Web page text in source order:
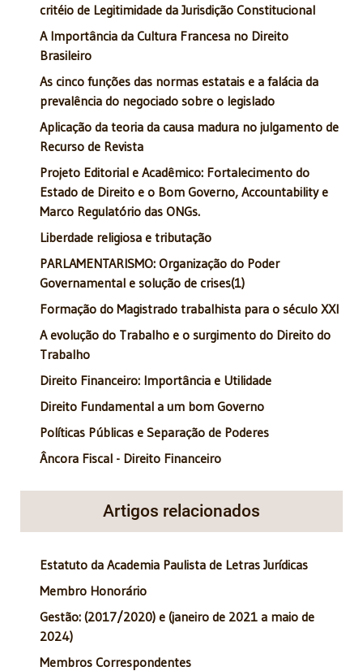
critéio de Legitimidade da Jurisdição Constitucional
A Importância da Cultura Francesa no Direito
Brasileiro
As cinco funções das normas estatais e a falácia da
prevalência do negociado sobre o legislado
Aplicação da teoria da causa madura no julgamento de
Recurso de Revista
Projeto Editorial e Acadêmico: Fortalecimento do
Estado de Direito e o Bom Governo, Accountability e
Marco Regulatório das ONGs.
Liberdade religiosa e tributação
PARLAMENTARISMO: Organização do Poder
Governamental e solução de crises(1)
Formação do Magistrado trabalhista para o século XXI
A evolução do Trabalho e o surgimento do Direito do
Trabalho
Direito Financeiro: Importância e Utilidade
Direito Fundamental a um bom Governo
Políticas Públicas e Separação de Poderes
Âncora Fiscal - Direito Financeiro
Artigos relacionados
Estatuto da Academia Paulista de Letras Jurídicas
Membro Honorário
Gestão: (2017/2020) e (janeiro de 2021 a maio de
2024)
Membros Correspondentes